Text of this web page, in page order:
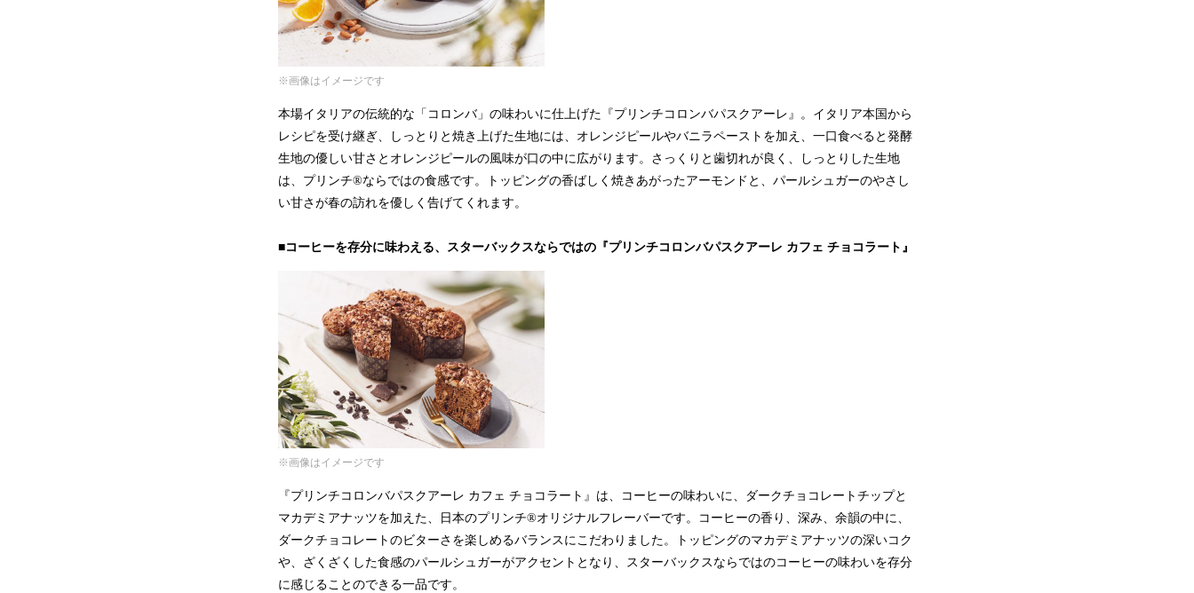
※画像はイメージです
本場イタリアの伝統的な「コロンバ」の味わいに仕上げた『プリンチコロンバパスクアーレ』。イタリア本国から
レシピを受け継ぎ、しっとりと焼き上げた生地には、オレンジピールやバニラペーストを加え、一口食べると発酵
生地の優しい甘さとオレンジピールの風味が口の中に広がります。さっくりと歯切れが良く、しっとりした生地
は、プリンチ®ならではの食感です。トッピングの香ばしく焼きあがったアーモンドと、パールシュガーのやさし
い甘さが春の訪れを優しく告げてくれます。
■コーヒーを存分に味わえる、スターバックスならではの『プリンチコロンバパスクアーレ カフェ チョコラート』
※画像はイメージです
『プリンチコロンバパスクアーレ カフェ チョコラート』は、コーヒーの味わいに、ダークチョコレートチップと
マカデミアナッツを加えた、日本のプリンチ®オリジナルフレーバーです。コーヒーの香り、深み、余韻の中に、
ダークチョコレートのビターさを楽しめるバランスにこだわりました。トッピングのマカデミアナッツの深いコク
や、ざくざくした食感のパールシュガーがアクセントとなり、スターバックスならではのコーヒーの味わいを存分
に感じることのできる一品です。